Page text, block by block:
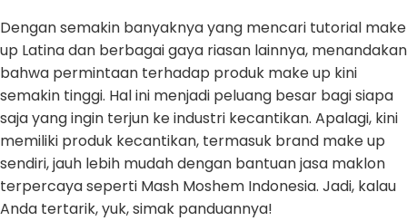
Dengan semakin banyaknya yang mencari tutorial make
up Latina dan berbagai gaya riasan lainnya, menandakan
bahwa permintaan terhadap produk make up kini
semakin tinggi. Hal ini menjadi peluang besar bagi siapa
saja yang ingin terjun ke industri kecantikan. Apalagi, kini
memiliki produk kecantikan, termasuk brand make up
sendiri, jauh lebih mudah dengan bantuan jasa maklon
terpercaya seperti Mash Moshem Indonesia. Jadi, kalau
Anda tertarik, yuk, simak panduannya!